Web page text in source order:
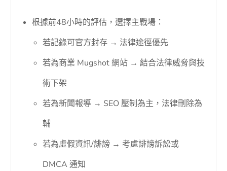
根據前48小時的評估，選擇主戰場：
若記錄可官方封存 → 法律途徑優先
若為商業 Mugshot 網站 → 結合法律威脅與技
術下架
若為新聞報導 → SEO 壓制為主，法律刪除為
輔
若為虛假資訊/誹謗 → 考慮誹謗訴訟或
DMCA 通知